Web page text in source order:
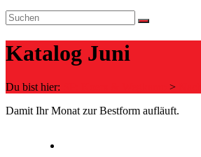
Katalog Juni
Du bist hier: >
Damit Ihr Monat zur Bestform aufläuft.